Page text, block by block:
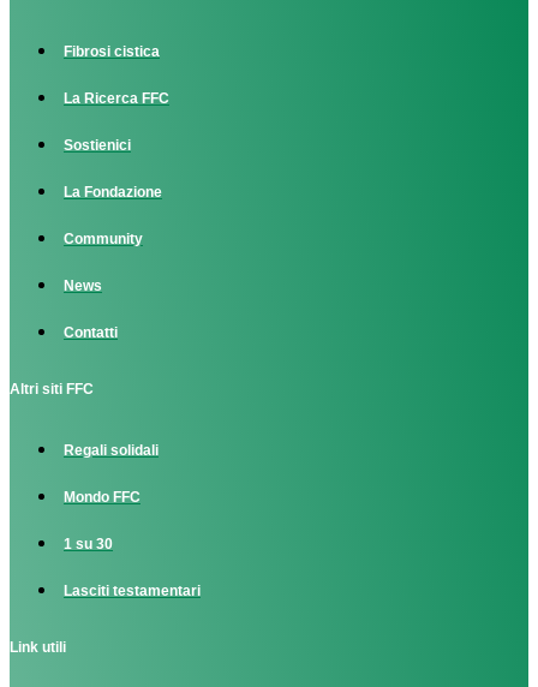
Fibrosi cistica
La Ricerca FFC
Sostienici
La Fondazione
Community
News
Contatti
Altri siti FFC
Regali solidali
Mondo FFC
1 su 30
Lasciti testamentari
Link utili